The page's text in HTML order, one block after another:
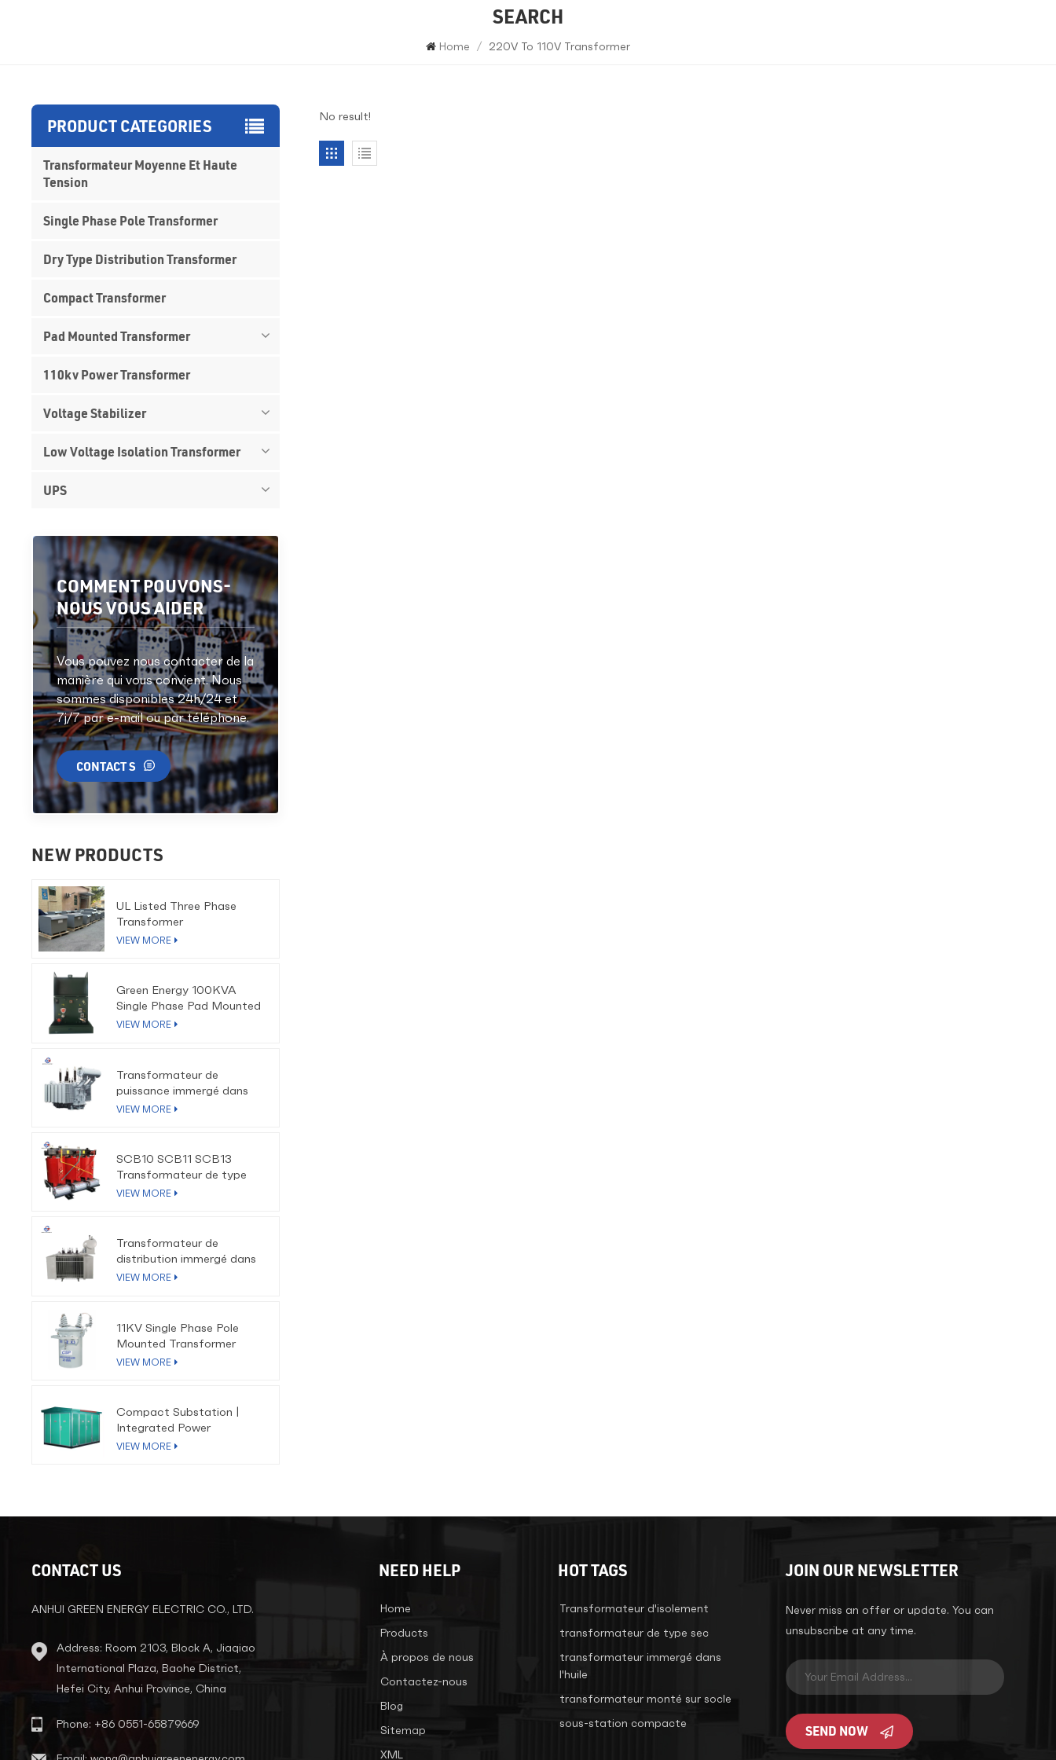
SEARCH
Home / 220V To 110V Transformer
No result!
PRODUCT CATEGORIES
Transformateur Moyenne Et Haute
Tension
Single Phase Pole Transformer
Dry Type Distribution Transformer
Compact Transformer
Pad Mounted Transformer
110kv Power Transformer
Voltage Stabilizer
Low Voltage Isolation Transformer
UPS
COMMENT POUVONS-
NOUS VOUS AIDER
Vous pouvez nous contacter de la
manière qui vous convient. Nous
sommes disponibles 24h/24 et
7j/7 par e-mail ou par téléphone.
CONTACT S
NEW PRODUCTS
UL Listed Three Phase
Transformer
VIEW MORE
Green Energy 100KVA
Single Phase Pad Mounted
Transformer
VIEW MORE
Transformateur de
puissance immergé dans
l'huile 110kV-220kV
VIEW MORE
SCB10 SCB11 SCB13
Transformateur de type
sec à isolation en résine
VIEW MORE
Transformateur de
distribution immergé dans
l'huile triphasé à faible
VIEW MORE
11KV Single Phase Pole
Mounted Transformer
VIEW MORE
Compact Substation |
Integrated Power
Distribution Solution
VIEW MORE
CONTACT US
ANHUI GREEN ENERGY ELECTRIC CO., LTD.
Address: Room 2103, Block A, Jiaqiao
International Plaza, Baohe District,
Hefei City, Anhui Province, China
Phone: +86 0551-65879669
NEED HELP
Home
Products
À propos de nous
Contactez-nous
Blog
Sitemap
XML
HOT TAGS
Transformateur d'isolement
transformateur de type sec
transformateur immergé dans
l'huile
transformateur monté sur socle
sous-station compacte
JOIN OUR NEWSLETTER
Never miss an offer or update. You can
unsubscribe at any time.
SEND NOW